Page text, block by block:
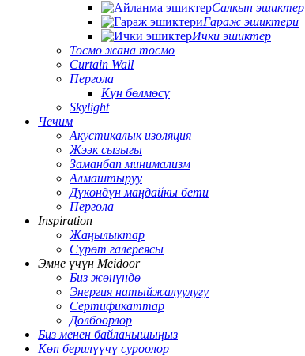
Салкын эшиктер
Гараж эшиктери
Ички эшиктер
Тосмо жана тосмо
Curtain Wall
Пергола
Күн бөлмөсү
Skylight
Чечим
Акустикалык изоляция
Жээк сызыгы
Заманбап минимализм
Алмаштыруу
Дүкөндүн маңдайкы бети
Пергола
Inspiration
Жаңылыктар
Сүрөт галереясы
Эмне үчүн Meidoor
Биз жөнүндө
Энергия натыйжалуулугу
Сертификаттар
Долбоорлор
Биз менен байланышыңыз
Көп берилүүчү суроолор